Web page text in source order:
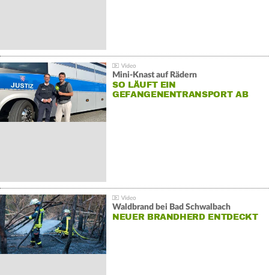
Mini-Knast auf Rädern
SO LÄUFT EIN
GEFANGENENTRANSPORT AB
Waldbrand bei Bad Schwalbach
NEUER BRANDHERD ENTDECKT